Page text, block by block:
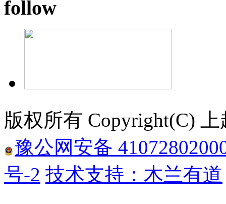
follow
版权所有 Copyright(C)
豫公网安备
号-2 技术支持：木兰有道